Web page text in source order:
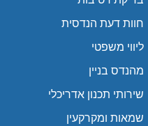
חוות דעת הנדסית
ליווי משפטי
מהנדס בניין
שירותי תכנון אדריכלי
שמאות ומקרקעין